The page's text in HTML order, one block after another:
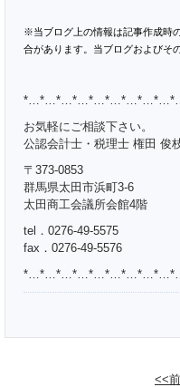
※当ブログ上の情報は記事作成時
合があります。当ブログおよびそ
お気軽にご相談下さい。
公認会計士・税理士 権田 俊
〒373-0853
群馬県太田市浜町3-6
太田商工会議所会館4階
tel．0276-49-5575
fax．0276-49-5576
<<